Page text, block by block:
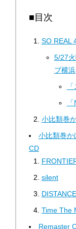
■目次
SO REAL
5/27
ブ横浜
小比類巻
小比類巻
CD
silent
DISTANCE
Time The
Remaster